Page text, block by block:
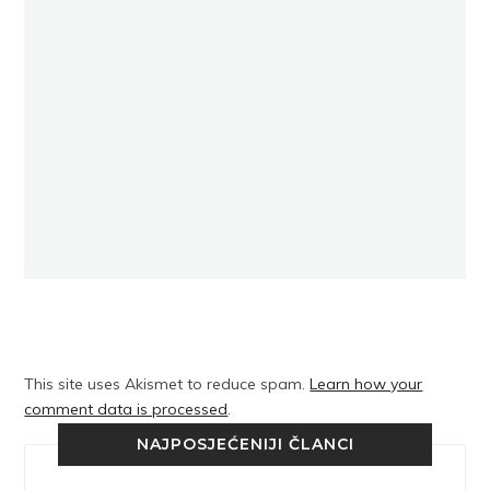
This site uses Akismet to reduce spam.Learn how your
comment data is processed.
NAJPOSJEĆENIJI ČLANCI